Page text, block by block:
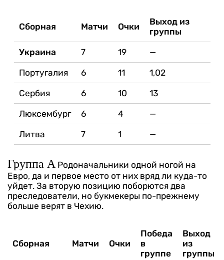
Сборная Матчи Очки
Выход из
группы
Украина 7 19 —
Португалия 6 11 1,02
Сербия 6 10 13
Люксембург 6 4 —
Литва 7 1 —
Группа А Родоначальники одной ногой на
Евро, да и первое место от них вряд ли куда-то
уйдет. За вторую позицию поборются два
преследователи, но букмекеры по-прежнему
больше верят в Чехию.
Сборная Матчи Очки
Победа
в
группе
Выход
из
группы